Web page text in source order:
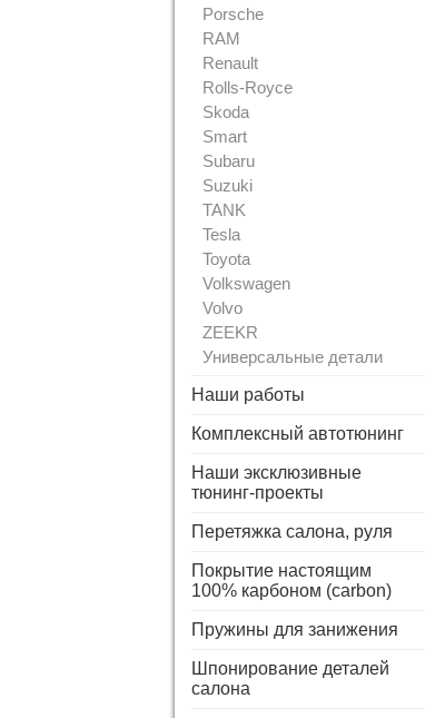
Porsche
RAM
Renault
Rolls-Royce
Skoda
Smart
Subaru
Suzuki
TANK
Tesla
Toyota
Volkswagen
Volvo
ZEEKR
Универсальные детали
Наши работы
Комплексный автотюнинг
Наши эксклюзивные
тюнинг-проекты
Перетяжка салона, руля
Покрытие настоящим
100% карбоном (carbon)
Пружины для занижения
Шпонирование деталей
салона